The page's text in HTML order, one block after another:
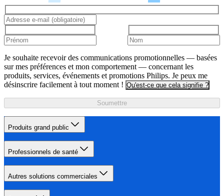
Je souhaite recevoir des communications promotionnelles — basées
sur mes préférences et mon comportement — concernant les
produits, services, événements et promotions Philips. Je peux me
désinscrire facilement à tout moment ! Qu'est-ce que cela signifie ?
Soumettre
Produits grand public
Professionnels de santé
Autres solutions commerciales